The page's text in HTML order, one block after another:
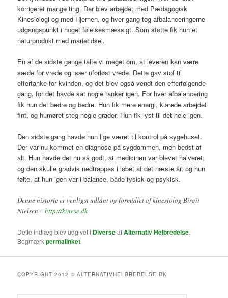
korrigeret mange ting. Der blev arbejdet med Pædagogisk
Kinesiologi og med Hjernen, og hver gang tog afbalanceringerne
udgangspunkt i noget følelsesmæssigt. Som støtte fik hun et
naturprodukt med marietidsel.
En af de sidste gange talte vi meget om, at leveren kan være
sæde for vrede og især uforløst vrede. Dette gav stof til
eftertanke for kvinden, og det blev også vendt den efterfølgende
gang, for det havde sat nogle tanker igen. For hver afbalancering
fik hun det bedre og bedre. Hun fik mere energi, klarede arbejdet
fint, og humøret steg nogle grader. Hun fik lyst til det hele igen.
Den sidste gang havde hun lige været til kontrol på sygehuset.
Der var nu kommet en diagnose på sygdommen, men bedst af
alt. Hun havde det nu så godt, at medicinen var blevet halveret,
og den skulle gradvis nedtrappes i løbet af det næste år, og hun
følte, at hun igen var i balance, både fysisk og psykisk.
Denne historie er venligst udlånt og formidlet af kinesiolog Birgit
Nielsen –http://kinese.dk
Dette indlæg blev udgivet i DiverseafAlternativ Helbredelse.
Bogmærkpermalinket.
COPYRIGHT 2012 © ALTERNATIVHELBREDELSE.DK